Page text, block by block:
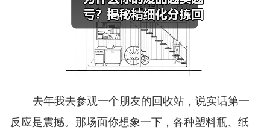
去年我去参观一个朋友的回收站，说实话第一
反应是震撼。那场面你想象一下，各种塑料瓶、纸